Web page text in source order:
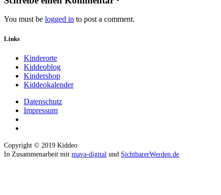
You must be logged in to post a comment.
Links
Kinderorte
Kiddeoblog
Kindershop
Kiddeokalender
Datenschutz
Impressum
Copyright © 2019 Kiddeo
In Zusammenarbeit mit mava-digital und SichtbarerWerden.de